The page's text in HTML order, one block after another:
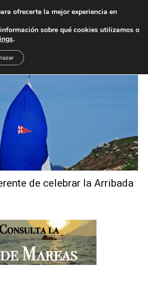
de celebrar la Arribada
ofrecerte la mejor experiencia en
sobre qué cookies utilizamos o
.